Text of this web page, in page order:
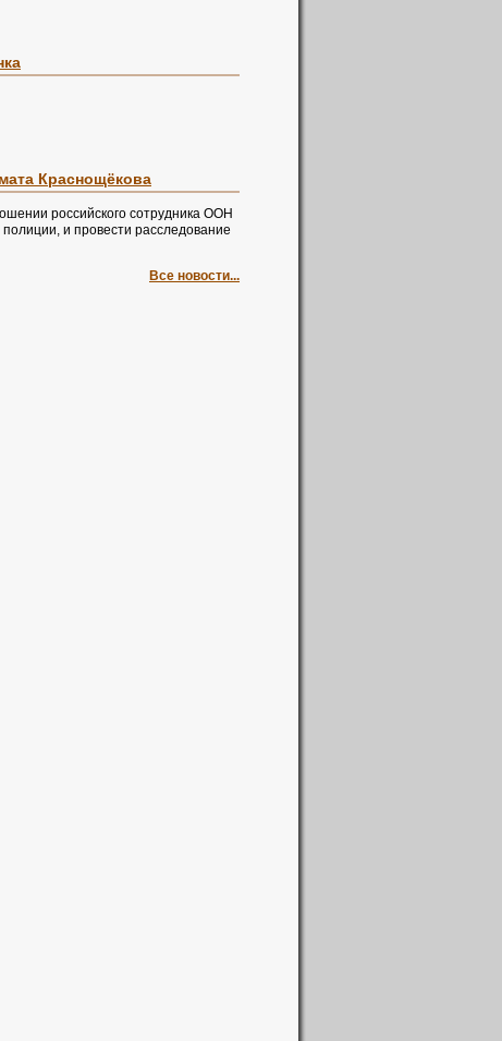
Краснощёкова
российского сотрудника ООН
и провести расследование
Все новости...